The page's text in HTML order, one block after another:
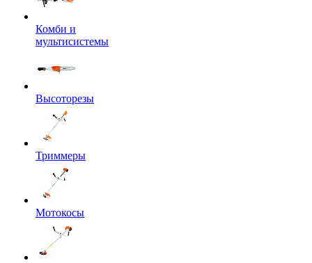
Комби и
мультисистемы
Высоторезы
Триммеры
Мотокосы